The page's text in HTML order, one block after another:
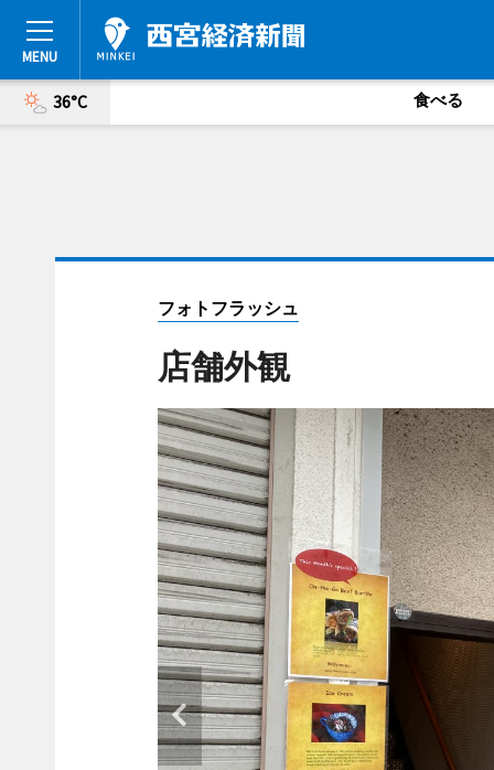
36°C 食べる
フォトフラッシュ
店舗外観